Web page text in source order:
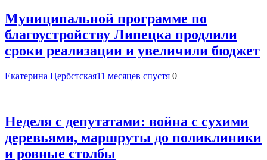
Муниципальной программе по
благоустройству Липецка продлили
сроки реализации и увеличили бюджет
Екатерина Цербстская11 месяцев спустя 0
Неделя с депутатами: война с сухими
деревьями, маршруты до поликлиники
и ровные столбы